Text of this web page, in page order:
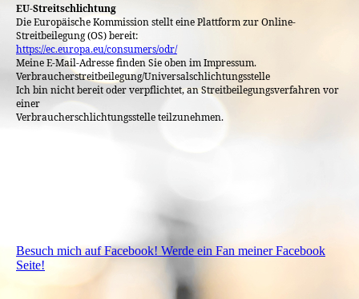
EU-Streitschlichtung
Die Europäische Kommission stellt eine Plattform zur Online-
Streitbeilegung (OS) bereit:
https://ec.europa.eu/consumers/odr/
Meine E-Mail-Adresse finden Sie oben im Impressum.
Verbraucherstreitbeilegung/Universalschlichtungsstelle
Ich bin nicht bereit oder verpflichtet, an Streitbeilegungsverfahren vor
einer
Verbraucherschlichtungsstelle teilzunehmen.
Besuch mich auf Facebook! Werde ein Fan meiner Facebook
Seite!